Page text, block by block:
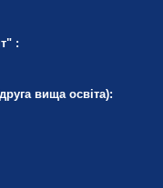
:
вища освіта):